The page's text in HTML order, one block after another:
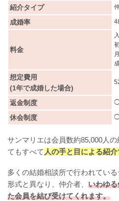
紹介タイプ
成婚率
料金
想定費用
(1年で成婚した場合)
返金制度
休会制度
サンマリエは会員数約85,000人
てもすべて 人の手と目による紹
多くの結婚相談所で行われてい
形式と異なり、仲介者、 いわゆ
た会員を結び受けてくれます。